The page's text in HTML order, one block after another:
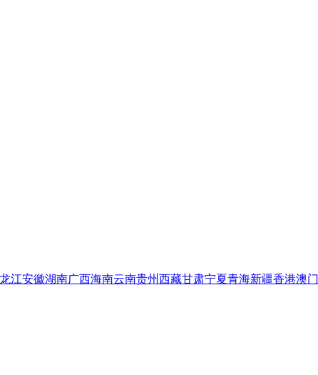
江安徽湖南广西海南云南贵州西藏甘肃宁夏青海新疆香港澳门